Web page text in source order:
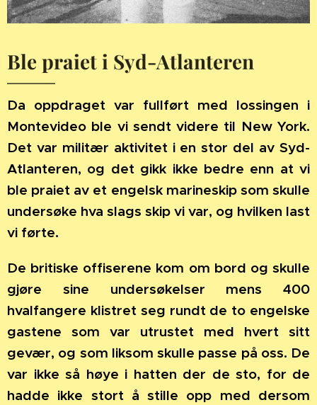
Ble praiet i Syd-Atlanteren
Da oppdraget var fullført med lossingen i
Montevideo ble vi sendt videre til New York.
Det var militær aktivitet i en stor del av Syd-
Atlanteren, og det gikk ikke bedre enn at vi
ble praiet av et engelsk marineskip som skulle
undersøke hva slags skip vi var, og hvilken last
vi førte.
De britiske offiserene kom om bord og skulle
gjøre sine undersøkelser mens 400
hvalfangere klistret seg rundt de to engelske
gastene som var utrustet med hvert sitt
gevær, og som liksom skulle passe på oss. De
var ikke så høye i hatten der de sto, for de
hadde ikke stort å stille opp med dersom